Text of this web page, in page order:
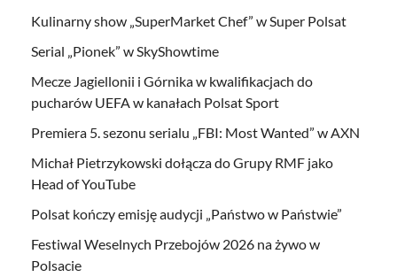
Kulinarny show „SuperMarket Chef” w Super Polsat
Serial „Pionek” w SkyShowtime
Mecze Jagiellonii i Górnika w kwalifikacjach do
pucharów UEFA w kanałach Polsat Sport
Premiera 5. sezonu serialu „FBI: Most Wanted” w AXN
Michał Pietrzykowski dołącza do Grupy RMF jako
Head of YouTube
Polsat kończy emisję audycji „Państwo w Państwie”
Festiwal Weselnych Przebojów 2026 na żywo w
Polsacie